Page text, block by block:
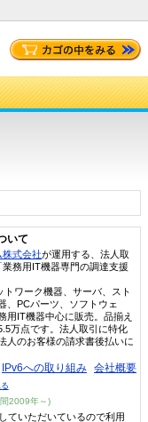
いて
式会社が運用する、法人取
業務用IT機器専門の調達支援
トワーク機器、サーバ、スト
、PCパーツ、ソフトウェ
用IT機器中心に販売。品揃え
万点です。法人取引に特化
人のお客様の請求書後払いに
IPv6への取り組み 会社概要
2009年～)
ていただいているので利用